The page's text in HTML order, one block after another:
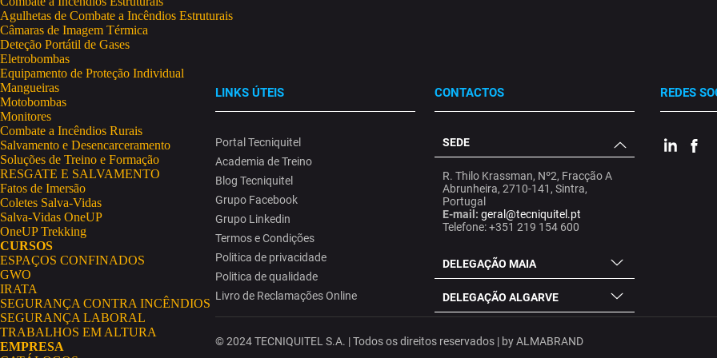
Agulhetas de Combate a Incêndios Estruturais
Câmaras de Imagem Térmica
Deteção Portátil de Gases
Eletrobombas
Equipamento de Proteção Individual
Mangueiras
Motobombas
Monitores
Combate a Incêndios Rurais
Salvamento e Desencarceramento
Soluções de Treino e Formação
RESGATE E SALVAMENTO
Fatos de Imersão
Coletes Salva-Vidas
Salva-Vidas OneUP
OneUP Trekking
CURSOS
ESPAÇOS CONFINADOS
GWO
IRATA
SEGURANÇA CONTRA INCÊNDIOS
SEGURANÇA LABORAL
TRABALHOS EM ALTURA
EMPRESA
LINKS ÚTEIS
Portal Tecniquitel
Academia de Treino
Blog Tecniquitel
Grupo Facebook
Grupo Linkedin
Termos e Condições
Politica de privacidade
Politica de qualidade
Livro de Reclamações Online
CONTACTOS
SEDE
R. Thilo Krassman, Nº2, Fracção A
Abrunheira, 2710-141, Sintra,
Portugal
E-mail: geral@tecniquitel.pt
Telefone: +351 219 154 600
DELEGAÇÃO MAIA
DELEGAÇÃO ALGARVE
REDES
© 2024 TECNIQUITEL S.A. | Todos os direitos reservados | byALMABRAND